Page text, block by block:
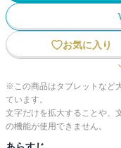
お気に入り
※この商品はタブレットなど
ています。
文字だけを拡大することや、
の機能が使用できません。